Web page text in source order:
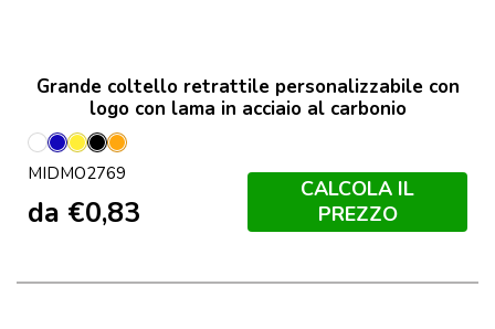
Grande coltello retrattile personalizzabile con
logo con lama in acciaio al carbonio
Bianco
BluGiallo
NeroArancio
MIDMO2769
da €0,83
CALCOLA IL
PREZZO